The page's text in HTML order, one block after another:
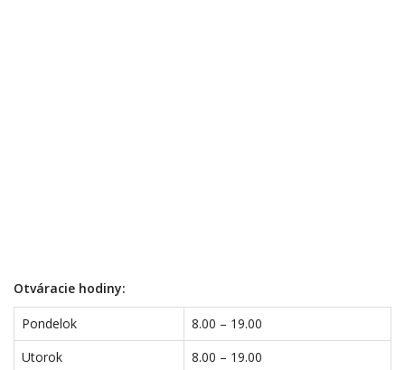
Otváracie hodiny:
Pondelok
8.00 – 19.00
Utorok
8.00 – 19.00